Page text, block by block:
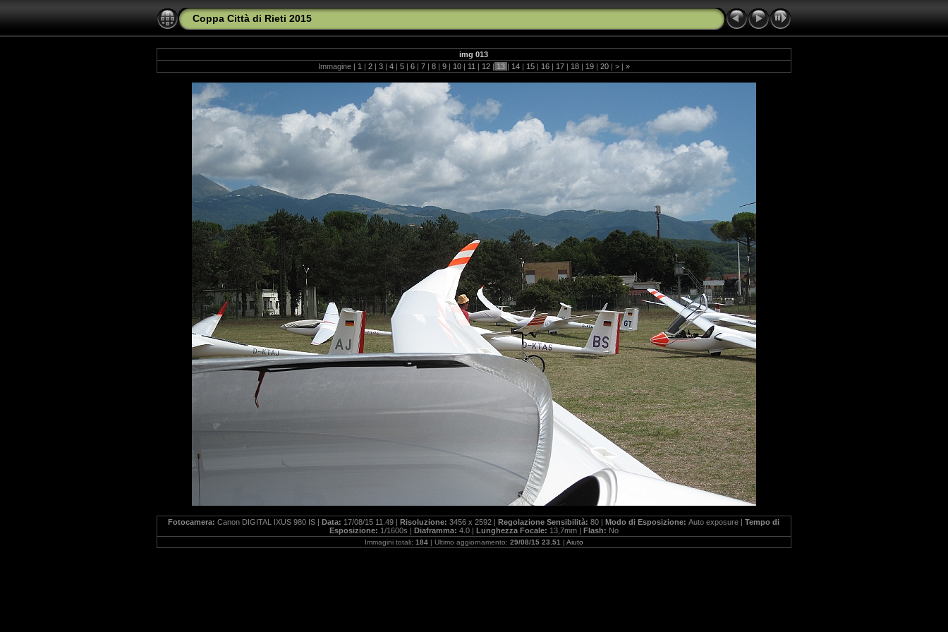
Coppa Città di Rieti 2015
img 013
Immagine | 1 | 2 | 3 | 4 | 5 | 6 | 7 | 8 | 9 | 10 | 11 | 12 | 13 | 14 | 15 | 16 | 17 | 18 | 19 | 20 | > | »
Fotocamera:Canon DIGITAL IXUS 980 IS |Data: 17/08/15 11.49 |Risoluzione:3456 x 2592 |Regolazione Sensibilità:80 |Modo di Esposizione:Auto exposure |Tempo di
Esposizione: 1/1600s | Diaframma: 4.0 | Lunghezza Focale: 13,7mm | Flash: No
Immagini totali: 184| Ultimo aggiornamento: 29/08/15 23.51 | Aiuto